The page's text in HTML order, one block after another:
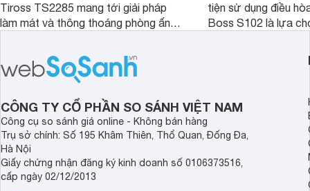
Tiross TS2285 mang tới giải pháp
làm mát và thông thoáng phòng ấn
đại, đáp ứng tốt nhu cầu của nhiều
khách hàng.
tiện sử dụng điều
Boss S102 là lựa
kiệm điện và hiệu
đặc biệt khi kết hợp
CÔNG TY CỔ PHẦN SO SÁNH VIỆT NAM
Công cụ so sánh giá online - Không bán hàng
Trụ sở chính: Số 195 Khâm Thiên, Thổ Quan, Đống Đa,
Hà Nội
Giấy chứng nhận đăng ký kinh doanh số 0106373516,
cấp ngày 02/12/2013